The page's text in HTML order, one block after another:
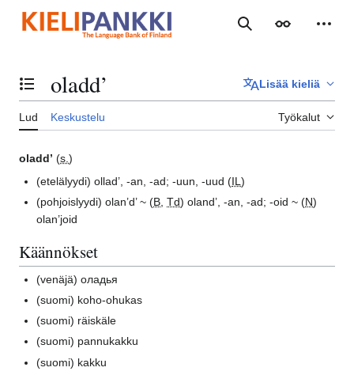
sisältöön
Haku Ulkoasu
Vaihda sisällysluettelo
oladd’ Lisää kieliä
Lud Keskustelu Työkalut
oladd’ (s. )
(etelälyydi)ollad’, -an, -ad; -uun, -uud (IL)
(pohjoislyydi)olan’d’ ~ (B,Td) oland’, -an, -ad; -oid ~ (N)
olan’joid
Käännökset
(venäjä)оладья
(suomi) koho-ohukas
(suomi) räiskäle
(suomi) pannukakku
(suomi) kakku